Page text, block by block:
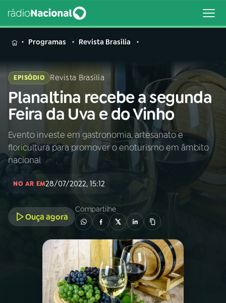
MENU
Buscar
na
Rádio
Nacional
Buscar
AO VIVO
01INÍCIO
02A RÁDIO
PROGRAMAÇÃO
PROGRAMAS
Programas Revista Brasília
EPISÓDIO Revista Brasília
Planaltina recebe a segunda
Feira da Uva e do Vinho
Evento investe em gastronomia, artesanato e
floricultura para promover o enoturismo em âmbito
nacional
NO AR EM28/07/2022, 15:12
Ouça agora
Compartilhe